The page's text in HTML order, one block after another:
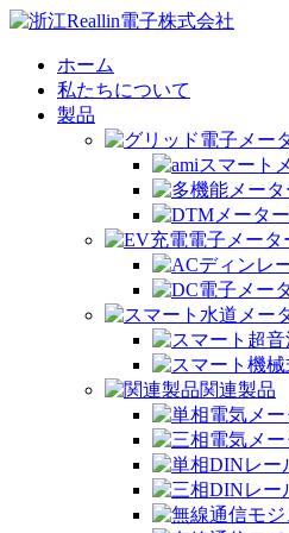
ホーム
私たちについて
製品
関連製品